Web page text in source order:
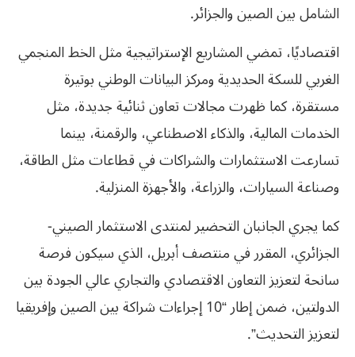
الشامل بين الصين والجزائر.
اقتصاديًا، تمضي المشاريع الإستراتيجية مثل الخط المنجمي
الغربي للسكة الحديدية ومركز البيانات الوطني بوتيرة
مستقرة، كما ظهرت مجالات تعاون ثنائية جديدة، مثل
الخدمات المالية، والذكاء الاصطناعي، والرقمنة، بينما
تسارعت الاستثمارات والشراكات في قطاعات مثل الطاقة،
وصناعة السيارات، والزراعة، والأجهزة المنزلية.
كما يجري الجانبان التحضير لمنتدى الاستثمار الصيني-
الجزائري، المقرر في منتصف أبريل، الذي سيكون فرصة
سانحة لتعزيز التعاون الاقتصادي والتجاري عالي الجودة بين
الدولتين، ضمن إطار “10 إجراءات شراكة بين الصين وإفريقيا
لتعزيز التحديث”.